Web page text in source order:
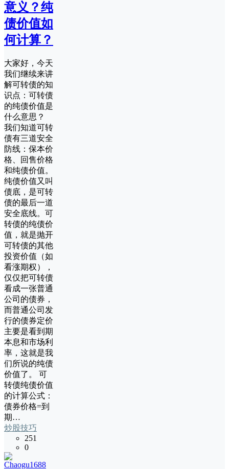
意义？纯
债价值如
何计算？
大家好，今天
我们继续来讲
解可转债的知
识点：可转债
的纯债价值是
什么意思？
我们知道可转
债有三道安全
防线：保本价
格、回售价格
和纯债价值。
纯债价值又叫
债底，是可转
债的最后一道
安全底线。可
转债的纯债价
值，就是抛开
可转债的其他
投资价值（如
看涨期权），
仅仅把可转债
看成一张普通
公司的债券，
而普通公司发
行的债券定价
主要是看到期
本息和市场利
率，这就是我
们所说的纯债
价值了。 可
转债纯债价值
的计算公式：
债券价格=到
期…
炒股技巧
251
0